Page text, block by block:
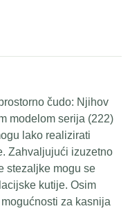
čudo: Njihov
modelom serija (222)
lako realizirati
Zahvaljujući izuzetno
stezaljke mogu se
kutije. Osim
za kasnija